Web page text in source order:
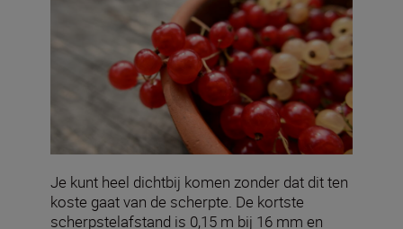
Je kunt heel dichtbij komen zonder dat dit ten
koste gaat van de scherpte. De kortste
scherpstelafstand is 0,15 m bij 16 mm en